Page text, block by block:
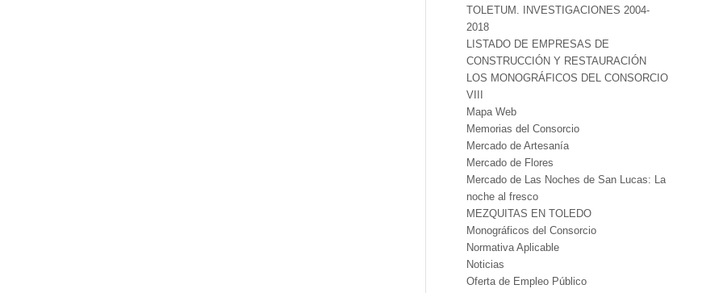
TOLETUM. INVESTIGACIONES 2004-
2018
LISTADO DE EMPRESAS DE
CONSTRUCCIÓN Y RESTAURACIÓN
LOS MONOGRÁFICOS DEL CONSORCIO
VIII
Mapa Web
Memorias del Consorcio
Mercado de Artesanía
Mercado de Flores
Mercado de Las Noches de San Lucas: La
noche al fresco
MEZQUITAS EN TOLEDO
Monográficos del Consorcio
Normativa Aplicable
Noticias
Oferta de Empleo Público